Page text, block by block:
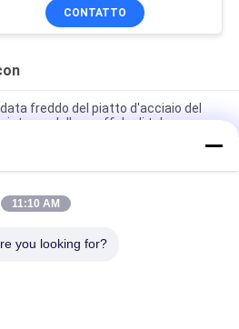
CONTATTO
freddo del piatto d'acciaio del
dello scaffale di tubo
della struttura della lamiera
dello scaffale di tubo
in Lamiera Placon Per Area di
11:10 AM
you looking for?